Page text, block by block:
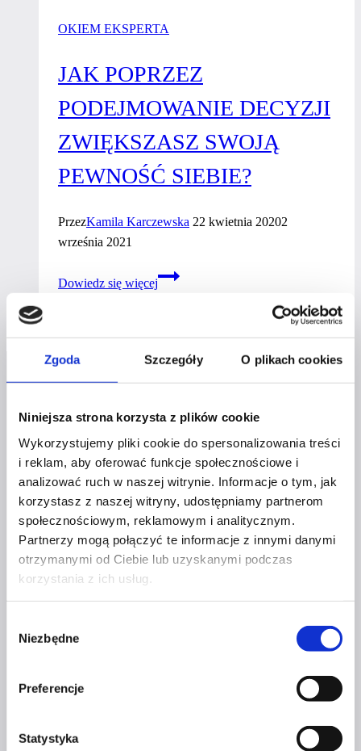
Zgoda Szczegóły O plikach cookies
Niniejsza strona korzysta z plików cookie
Wykorzystujemy pliki cookie do spersonalizowania treści
i reklam, aby oferować funkcje społecznościowe i
analizować ruch w naszej witrynie. Informacje o tym, jak
korzystasz z naszej witryny, udostępniamy partnerom
społecznościowym, reklamowym i analitycznym.
Partnerzy mogą połączyć te informacje z innymi danymi
otrzymanymi od Ciebie lub uzyskanymi podczas
korzystania z ich usług.
zgody
Niezbędne
Preferencje
Statystyka
OKIEM EKSPERTA
JAK POPRZEZ
PODEJMOWANIE DECYZJI
ZWIĘKSZASZ SWOJĄ
PEWNOŚĆ SIEBIE?
PrzezKamila Karczewska 22 kwietnia 20202
września 2021
Dowiedz się więcej
Jak
decyzji
zwiększasz
siebie?
Profil facebook Czerwona
Szpilka
Profil instagram Czerwona
Szpilka
Profil tiktok Czerwona Szpilka
Profil youtube Czerwona
Szpilka